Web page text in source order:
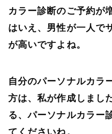
カラー診断のご予約が
はいえ、男性が一人で
が高いですよね。
自分のパーソナルカラ
方は、私が作成しまし
る、パーソナルカラー
てくださいね。